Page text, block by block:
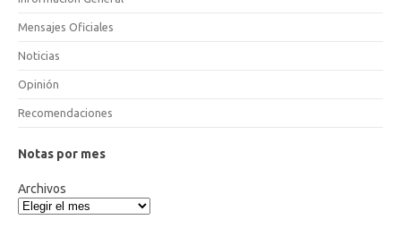
Mensajes Oficiales
Noticias
Opinión
Recomendaciones
Notas por mes
Archivos